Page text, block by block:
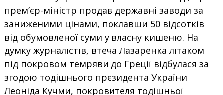
прем’єр-міністр продав державні заводи за
заниженими цінами, поклавши 50 відсотків
від обумовленої суми у власну кишеню. На
думку журналістів, втеча Лазаренка літаком
під покровом темряви до Греції відбулася за
згодою тодішнього президента України
Леоніда Кучми, покровителя тодішньої